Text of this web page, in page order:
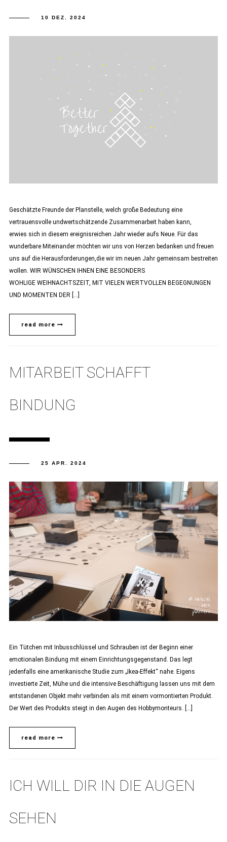
10 DEZ. 2024
Geschätzte Freunde der Planstelle, welch große Bedeutung eine
vertrauensvolle undwertschätzende Zusammenarbeit haben kann,
erwies sich in diesem ereignisreichen Jahr wieder aufs Neue. Für das
wunderbare Miteinander möchten wir uns von Herzen bedanken und freuen
uns auf die Herausforderungen,die wir im neuen Jahr gemeinsam bestreiten
wollen. WIR WÜNSCHEN IHNEN EINE BESONDERS
WOHLIGE WEIHNACHTSZEIT, MIT VIELEN WERTVOLLEN BEGEGNUNGEN
UND MOMENTEN DER […]
read more
MITARBEIT SCHAFFT
BINDUNG
25 APR. 2024
Ein Tütchen mit Inbusschlüssel und Schrauben ist der Beginn einer
emotionalen Bindung mit einem Einrichtungsgegenstand. Das legt
jedenfalls eine amerikanische Studie zum „Ikea-Effekt“ nahe. Eigens
investierte Zeit, Mühe und die intensive Beschäftigung lassen uns mit dem
entstandenen Objekt mehr verbinden als mit einem vormontierten Produkt.
Der Wert des Produkts steigt in den Augen des Hobbymonteurs. […]
read more
ICH WILL DIR IN DIE AUGEN
SEHEN